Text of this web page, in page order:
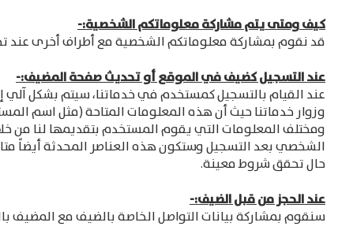
كيف ومتى يتم مشاركة معلوماتكم الشخصية:-
قد نقوم بمشاركة معلوماتكم الشخصية مع أطراف أخرى عند
عند التسجيل كضيف في الموقع أو تحديث صفحة المضيف:-
عند القيام بالتسجيل كمستخدم في خدماتنا، سيتم بشكل
وزوار خدماتنا حيث أن هذه المعلومات المتاحة (مثل اسم
ومختلف المعلومات التي يقوم المستخدم بتقديمها لنا
الشخصي بعد التسجيل وستكون هذه العناصر المحدثة أيضاً
حال تحقق شروط معينة.
عند الحجز من قبل الضيف:-
سنقوم بمشاركة بيانات التواصل الخاصة بالضيف مع المضيف